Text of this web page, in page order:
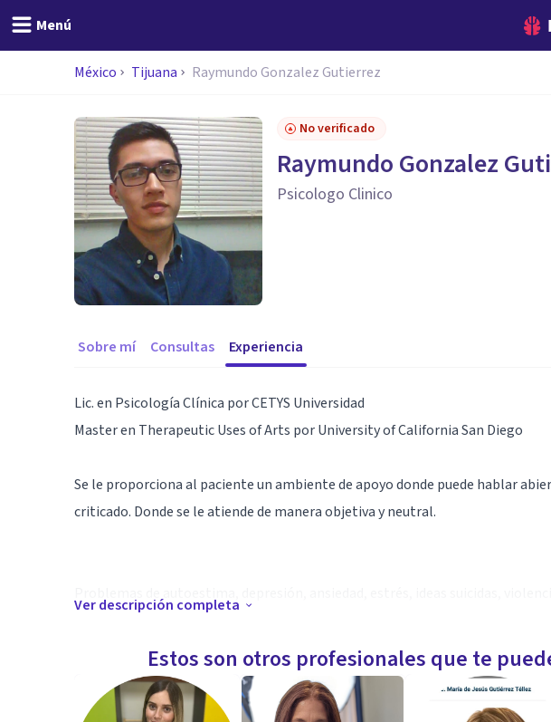
Menú
México Tijuana Raymundo Gonzalez Gutierrez
No verificado
Raymundo Gonzalez
Psicologo Clinico
Sobre mí Consultas Experiencia
Lic. en Psicología Clínica por CETYS Universidad
Master en Therapeutic Uses of Arts por University of California San Diego
Se le proporciona al paciente un ambiente de apoyo donde puede hablar
criticado. Donde se le atiende de manera objetiva y neutral.
Citas en nuestras oficinas o por video llamada de whatsapp
Ver descripción completa
Estos son otros profesionales que te